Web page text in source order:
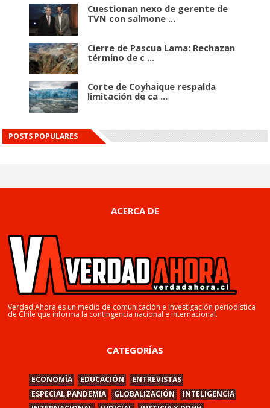
Cuestionan nexo de gerente de
TVN con salmone ...
Cierre de Pascua Lama: Rechazan
término de c ...
Corte de Coyhaique respalda
limitación de ca ...
POSTS POPULARES
ACERCA DE
Verdad Ahora es un medio de comunicación e investigación periodística
de Chile que informa la contingencia nacional e internacional.
CATEGORÍAS
ECONOMÍA EDUCACIÓN
ENTREVISTAS
ESPECIAL PANDEMIA
GLOBALIZACIÓN
INTELIGENCIA